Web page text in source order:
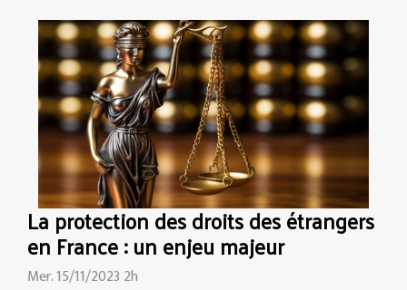
La protection des droits des étrangers
en France : un enjeu majeur
Mer. 15/11/2023 2h